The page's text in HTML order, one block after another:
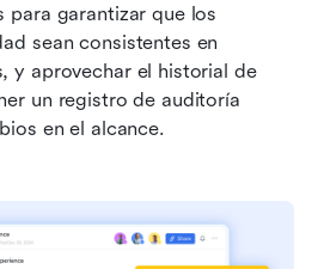
para garantizar que los
sean consistentes en
y aprovechar el historial de
un registro de auditoría
en el alcance.